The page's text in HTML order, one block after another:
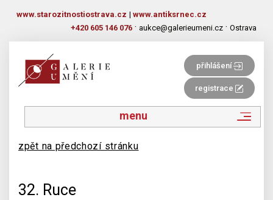
www.starozitnostiostrava.cz | www.antiksrnec.cz
+420 605 146 076 · aukce@galerieumeni.cz · Ostrava
přihlášení
registrace
menu
zpět na předchozí stránku
32. Ruce